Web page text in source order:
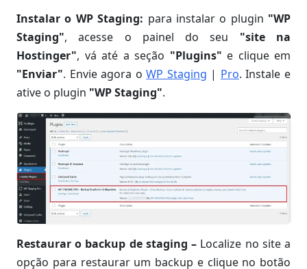
Instalar o WP Staging: para instalar o plugin "WP
Staging", acesse o painel do seu "site na
Hostinger", vá até a seção "Plugins" e clique em
"Enviar". Envie agora oWP Staging | Pro. Instale e
ative o plugin "WP Staging".
Restaurar o backup de staging – Localize no site a
opção para restaurar um backup e clique no botão